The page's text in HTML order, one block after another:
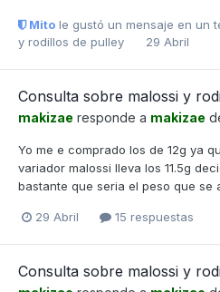
Mito le gustó un mensaje en un
y rodillos de pulley
29 Abril
Consulta sobre malossi y
makizae responde a makizae
Yo me e comprado los de 12g ya
variador malossi lleva los 11.5g
bastante que seria el peso que se
29 Abril 15 respuestas
Consulta sobre malossi y